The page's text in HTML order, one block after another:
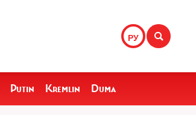
РУ
Putin Kremlin Duma